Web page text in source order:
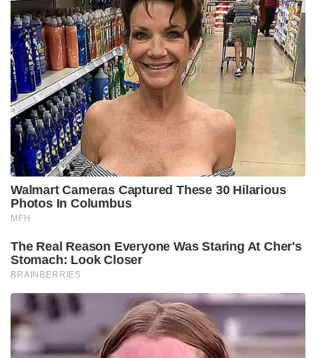
Walmart Cameras Captured These 30 Hilarious
Photos In Columbus
MFH
The Real Reason Everyone Was Staring At Cher's
Stomach: Look Closer
BRAINBERRIES